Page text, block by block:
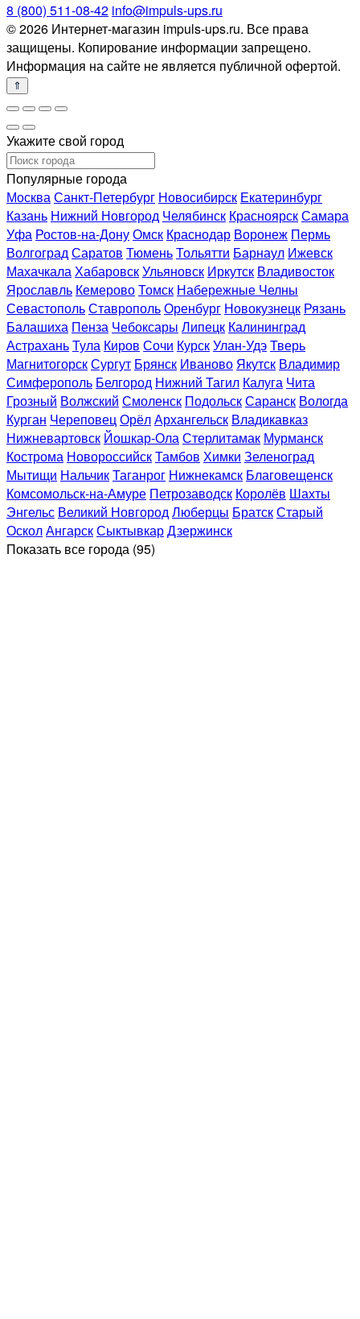
8 (800) 511-08-42 info@impuls-ups.ru
© 2026 Интернет-магазин impuls-ups.ru. Все права
защищены. Копирование информации запрещено.
Информация на сайте не является публичной офертой.
Укажите свой город
Популярные города
МоскваСанкт-Петербург Новосибирск Екатеринбург
Казань Нижний Новгород Челябинск КрасноярскСамара
Уфа Ростов-на-ДонуОмск Краснодар Воронеж Пермь
ВолгоградСаратов ТюменьТольятти Барнаул Ижевск
МахачкалаХабаровскУльяновск Иркутск Владивосток
Ярославль КемеровоТомск Набережные Челны
СевастопольСтавропольОренбург Новокузнецк Рязань
Балашиха Пенза Чебоксары Липецк Калининград
АстраханьТула Киров Сочи КурскУлан-УдэТверь
МагнитогорскСургут Брянск Иваново Якутск Владимир
Симферополь Белгород Нижний Тагил Калуга Чита
Грозный Волжский Смоленск ПодольскСаранск Вологда
Курган ЧереповецОрёлАрхангельск Владикавказ
Нижневартовск Йошкар-ОлаСтерлитамак Мурманск
Кострома НовороссийскТамбов Химки Зеленоград
Мытищи НальчикТаганрог Нижнекамск Благовещенск
Комсомольск-на-Амуре Петрозаводск Королёв Шахты
Энгельс Великий НовгородЛюберцы БратскСтарый
ОсколАнгарскСыктывкарДзержинск
Показать все города (95)